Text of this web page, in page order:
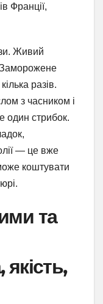
Франції,
Живий
разів.
з часником і
один стрибок.
— це вже
коштувати
та